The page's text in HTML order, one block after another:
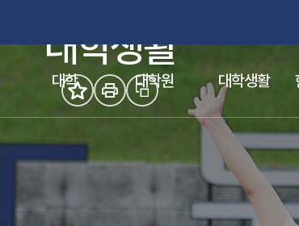
(새 창 열림)
대학 대학원 (새 창 열림)대학생활
대학생활